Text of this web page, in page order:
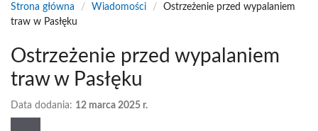
Strona główna / Wiadomości /
Ostrzeżenie przed wypalaniem
traw w Pasłęku
Ostrzeżenie przed wypalaniem
traw w Pasłęku
Data dodania: 12 marca 2025 r.